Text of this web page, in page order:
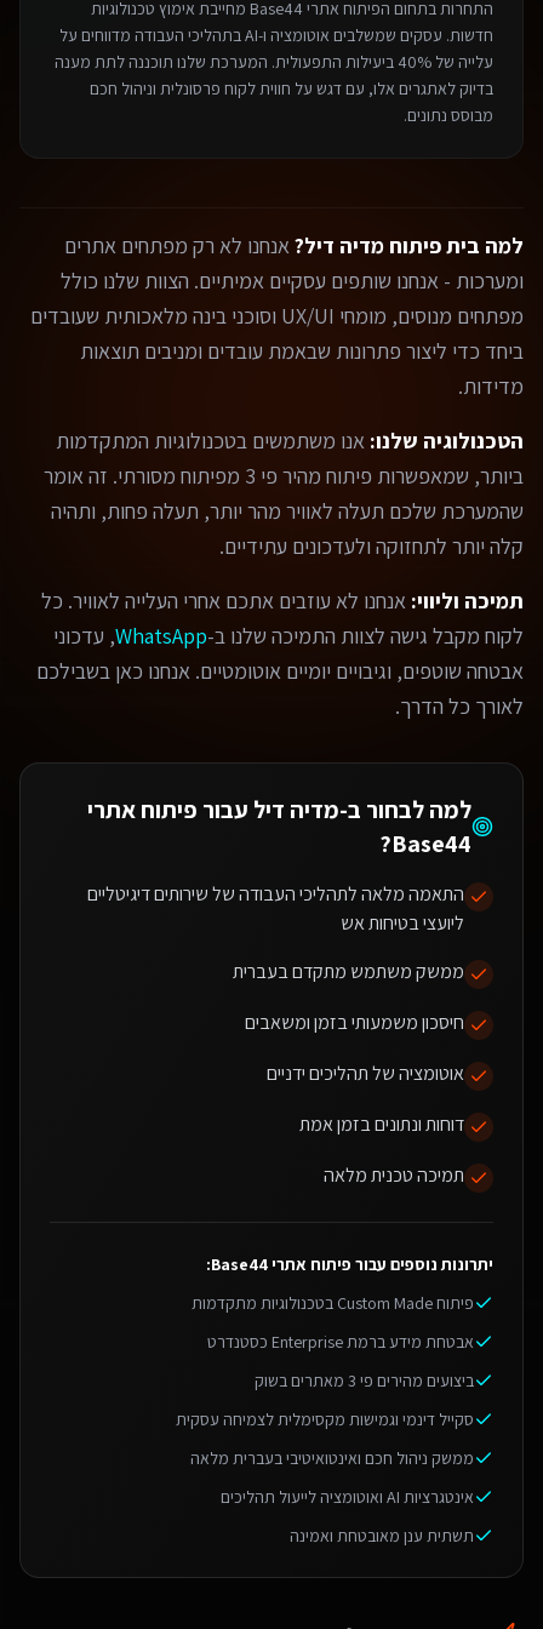
התחרות בתחום הפיתוח אתרי Base44
מחייבת אימוץ טכנולוגיות
חדשות. עסקים שמשלבים אוטומציה ו-AI בתהליכי העבודה מדווחים על
עלייה של 40% ביעילות התפעולית. המערכת שלנו תוכננה לתת מענה
בדיוק לאתגרים אלו, עם דגש על חווית לקוח פרסונלית וניהול חכם
מבוסס נתונים.
למה בית פיתוח מדיה דיל?אנחנו לא רק מפתחים אתרים
ומערכות - אנחנו שותפים עסקיים אמיתיים. הצוות שלנו כולל
מפתחים מנוסים, מומחי UX/UI וסוכני בינה מלאכותית שעובדים
ביחד כדי ליצור פתרונות שבאמת עובדים ומניבים תוצאות
מדידות.
הטכנולוגיה שלנו: אנו משתמשים בטכנולוגיות המתקדמות
ביותר, שמאפשרות פיתוח מהיר פי 3 מפיתוח מסורתי. זה אומר
שהמערכת שלכם תעלה לאוויר מהר יותר, תעלה פחות, ותהיה
קלה יותר לתחזוקה ולעדכונים עתידיים.
תמיכה וליווי: אנחנו לא עוזבים אתכם אחרי העלייה לאוויר. כל
לקוח מקבל גישה לצוות התמיכה שלנו ב-WhatsApp, עדכוני
אבטחה שוטפים, וגיבויים יומיים אוטומטיים. אנחנו כאן בשבילכם
לאורך כל הדרך.
למה לבחור ב-מדיה דיל עבור פיתוח אתרי
Base44
?
התאמה מלאה לתהליכי העבודה של שירותים דיגיטליים
ליועצי בטיחות אש
ממשק משתמש מתקדם בעברית
חיסכון משמעותי בזמן ומשאבים
אוטומציה של תהליכים ידניים
דוחות ונתונים בזמן אמת
תמיכה טכנית מלאה
יתרונות נוספים עבור פיתוח אתרי Base44
:
פיתוח Custom Made בטכנולוגיות מתקדמות
אבטחת מידע ברמת Enterprise כסטנדרט
ביצועים מהירים פי 3 מאתרים בשוק
סקייל דינמי וגמישות מקסימלית לצמיחה עסקית
ממשק ניהול חכם ואינטואיטיבי בעברית מלאה
אינטגרציות AI ואוטומציה לייעול תהליכים
תשתית ענן מאובטחת ואמינה